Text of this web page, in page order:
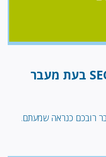
חשיבות של ליווי SEO בעת מעבר